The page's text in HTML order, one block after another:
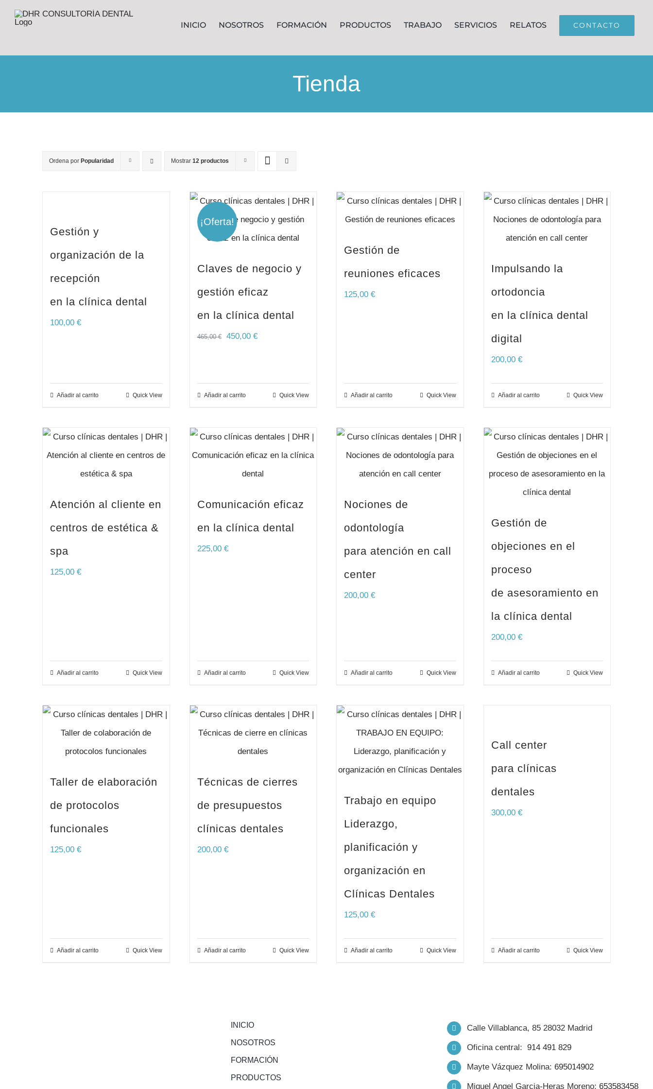
Saltar
INICIO NOSOTROS FORMACIÓN PRODUCTOS TRABAJO SERVICIOS RELATOS CONTACTO
Tienda
Ordena por Popularidad Mostrar 12 productos
Gestión y
organización de la
recepción
en la clínica dental
100,00 €
Añadir al carrito Quick View
¡Oferta!
Claves de negocio y
gestión eficaz
en la clínica dental
465,00€ 450,00 €
Añadir al carrito Quick View
Gestión de
reuniones eficaces
125,00 €
Añadir al carrito Quick View
Impulsando la
ortodoncia
en la clínica dental
digital
200,00 €
Añadir al carrito Quick View
Atención al cliente en
centros de estética &
spa
125,00 €
Añadir al carrito Quick View
Comunicación eficaz
en la clínica dental
225,00 €
Añadir al carrito Quick View
Nociones de
odontología
para atención en call
center
200,00 €
Añadir al carrito Quick View
Gestión de
objeciones en el
proceso
de asesoramiento en
la clínica dental
200,00 €
Añadir al carrito Quick View
Taller de elaboración
de protocolos
funcionales
125,00 €
Añadir al carrito Quick View
Técnicas de cierres
de presupuestos
clínicas dentales
200,00 €
Añadir al carrito Quick View
Trabajo en equipo
Liderazgo,
planificación y
organización en
Clínicas Dentales
125,00 €
Añadir al carrito Quick View
Call center
para clínicas
dentales
300,00 €
Añadir al carrito Quick View
INICIO
NOSOTROS
FORMACIÓN
PRODUCTOS
Calle Villablanca, 85 28032 Madrid
Oficina central: 914 491 829
Mayte Vázquez Molina: 695014902
Miguel Angel Garcia-Heras Moreno: 653583458